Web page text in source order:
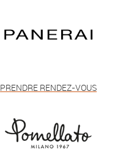
PRENDRE RENDEZ-VOUS